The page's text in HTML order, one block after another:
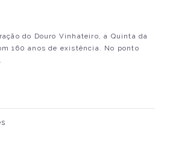
do Douro Vinhateiro, a Quinta da
160 anos de existência. No ponto